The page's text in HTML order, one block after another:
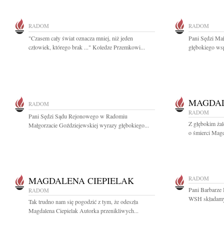
RADOM
"Czasem cały świat oznacza mniej, niż jeden
człowiek, którego brak ..." Koledze Przemkowi...
RADOM
Pani Sędzi
głębokiego
RADOM
Pani Sędzi Sądu Rejonowego w Radomiu
Małgorzacie Goździejewskiej wyrazy głębokiego...
RADOM
Z głębokim
o śmierci
MAGDALENA CIEPIELAK
RADOM
Tak trudno nam się pogodzić z tym, że odeszła
Magdalena Ciepielak Autorka przenikliwych...
RADOM
Pani Barbarze
WSH